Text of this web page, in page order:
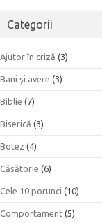
Categorii
Ajutor în criză (3)
Bani şi avere (3)
Biblie (7)
Biserică (3)
Botez (4)
Căsătorie (6)
Cele 10 porunci (10)
Comportament (5)